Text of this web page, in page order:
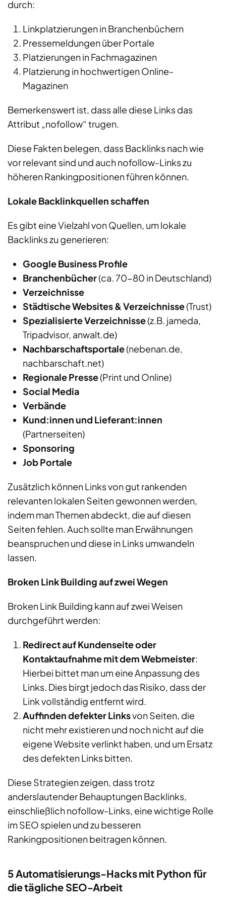
durch:
Linkplatzierungen in Branchenbüchern
Pressemeldungen über Portale
Platzierungen in Fachmagazinen
Platzierung in hochwertigen Online-
Magazinen
Bemerkenswert ist, dass alle diese Links das
Attribut „nofollow“ trugen.
Diese Fakten belegen, dass Backlinks nach wie
vor relevant sind und auch nofollow-Links zu
höheren Rankingpositionen führen können.
Lokale Backlinkquellen schaffen
Es gibt eine Vielzahl von Quellen, um lokale
Backlinks zu generieren:
Google Business Profile
Branchenbücher(ca. 70-80 in Deutschland)
Verzeichnisse
Städtische Websites & Verzeichnisse(Trust)
Spezialisierte Verzeichnisse(z.B. jameda,
Tripadvisor, anwalt.de)
Nachbarschaftsportale(nebenan.de,
nachbarschaft.net)
Regionale Presse(Print und Online)
Social Media
Verbände
Kund:innen und Lieferant:innen
(Partnerseiten)
Sponsoring
Job Portale
Zusätzlich können Links von gut rankenden
relevanten lokalen Seiten gewonnen werden,
indem man Themen abdeckt, die auf diesen
Seiten fehlen. Auch sollte man Erwähnungen
beanspruchen und diese in Links umwandeln
lassen.
Broken Link Building auf zwei Wegen
Broken Link Building kann auf zwei Weisen
durchgeführt werden:
Redirect auf Kundenseite oder
Kontaktaufnahme mit dem Webmeister:
Hierbei bittet man um eine Anpassung des
Links. Dies birgt jedoch das Risiko, dass der
Link vollständig entfernt wird.
Auffinden defekter Linksvon Seiten, die
nicht mehr existieren und noch nicht auf die
eigene Website verlinkt haben, und um Ersatz
des defekten Links bitten.
Diese Strategien zeigen, dass trotz
anderslautender Behauptungen Backlinks,
einschließlich nofollow-Links, eine wichtige Rolle
im SEO spielen und zu besseren
Rankingpositionen beitragen können.
5 Automatisierungs-Hacks mit Python für
die tägliche SEO-Arbeit